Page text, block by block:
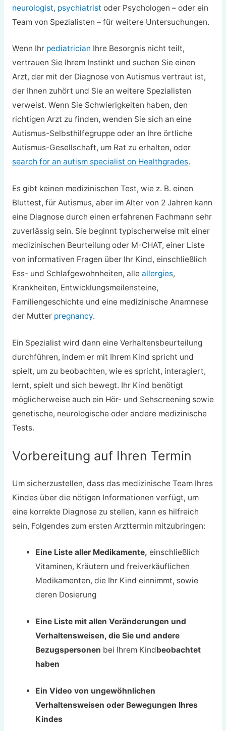
neurologist, psychiatrist oder Psychologen – oder ein
Team von Spezialisten – für weitere Untersuchungen.
Wenn Ihr pediatrician Ihre Besorgnis nicht teilt,
vertrauen Sie Ihrem Instinkt und suchen Sie einen
Arzt, der mit der Diagnose von Autismus vertraut ist,
der Ihnen zuhört und Sie an weitere Spezialisten
verweist. Wenn Sie Schwierigkeiten haben, den
richtigen Arzt zu finden, wenden Sie sich an eine
Autismus-Selbsthilfegruppe oder an Ihre örtliche
Autismus-Gesellschaft, um Rat zu erhalten, oder
search for an autism specialist on Healthgrades.
Es gibt keinen medizinischen Test, wie z. B. einen
Bluttest, für Autismus, aber im Alter von 2 Jahren kann
eine Diagnose durch einen erfahrenen Fachmann sehr
zuverlässig sein. Sie beginnt typischerweise mit einer
medizinischen Beurteilung oder M-CHAT, einer Liste
von informativen Fragen über Ihr Kind, einschließlich
Ess- und Schlafgewohnheiten, alle allergies,
Krankheiten, Entwicklungsmeilensteine,
Familiengeschichte und eine medizinische Anamnese
der Mutter pregnancy.
Ein Spezialist wird dann eine Verhaltensbeurteilung
durchführen, indem er mit Ihrem Kind spricht und
spielt, um zu beobachten, wie es spricht, interagiert,
lernt, spielt und sich bewegt. Ihr Kind benötigt
möglicherweise auch ein Hör- und Sehscreening sowie
genetische, neurologische oder andere medizinische
Tests.
Vorbereitung auf Ihren Termin
Um sicherzustellen, dass das medizinische Team Ihres
Kindes über die nötigen Informationen verfügt, um
eine korrekte Diagnose zu stellen, kann es hilfreich
sein, Folgendes zum ersten Arzttermin mitzubringen:
Eine Liste aller Medikamente, einschließlich
Vitaminen, Kräutern und freiverkäuflichen
Medikamenten, die Ihr Kind einnimmt, sowie
deren Dosierung
Eine Liste mit allen Veränderungen und
Verhaltensweisen, die Sie und andere
Bezugspersonen bei Ihrem Kindbeobachtet
haben
Ein Video von ungewöhnlichen
Verhaltensweisen oder Bewegungen Ihres
Kindes